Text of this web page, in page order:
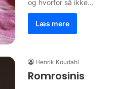
og hvorfor så ikke…
Læs mere
Henrik Koudahl
Romrosinis